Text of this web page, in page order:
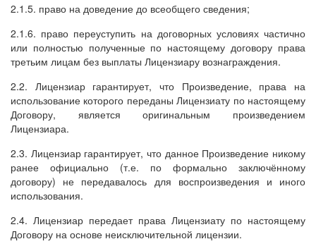
2.1.5. право на доведение до всеобщего сведения;
2.1.6. право переуступить на договорных условиях частично
или полностью полученные по настоящему договору права
третьим лицам без выплаты Лицензиару вознаграждения.
2.2. Лицензиар гарантирует, что Произведение, права на
использование которого переданы Лицензиату по настоящему
Договору, является оригинальным произведением
Лицензиара.
2.3. Лицензиар гарантирует, что данное Произведение никому
ранее официально (т.е. по формально заключённому
договору) не передавалось для воспроизведения и иного
использования.
2.4. Лицензиар передает права Лицензиату по настоящему
Договору на основе неисключительной лицензии.